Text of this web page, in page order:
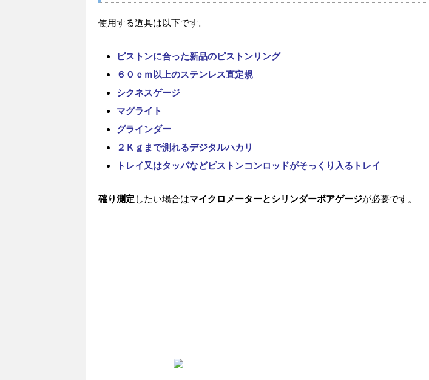
使用する道具は以下です。
ピストンに合った新品のピストンリング
６０ｃｍ以上のステンレス直定規
シクネスゲージ
マグライト
グラインダー
２Ｋｇまで測れるデジタルハカリ
トレイ又はタッパなどピストンコンロッドがそっくり入るトレイ
確り測定 したい場合はマイクロメーターとシリンダーボアゲージが必要です。